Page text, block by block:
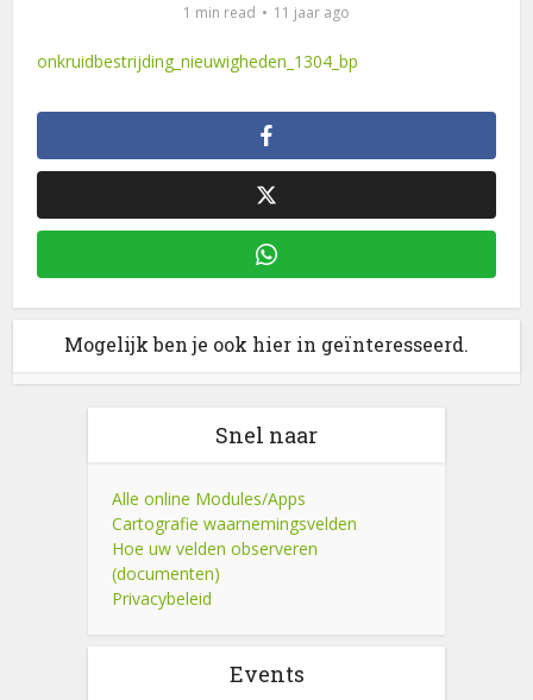
1 min read 11 jaar ago
onkruidbestrijding_nieuwigheden_1304_bp
Mogelijk ben je ook hier in geïnteresseerd.
Snel naar
Alle online Modules/Apps
Cartografie waarnemingsvelden
Hoe uw velden observeren
(documenten)
Privacybeleid
Events